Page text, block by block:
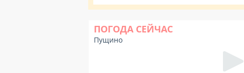
ПОГОДА СЕЙЧАС
Пущино